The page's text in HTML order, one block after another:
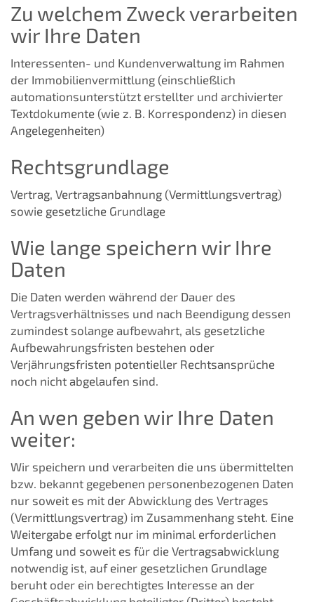
Zu welchem Zweck verarbeiten
wir Ihre Daten
Interessenten- und Kundenverwaltung im Rahmen
der Immobilienvermittlung (einschließlich
automationsunterstützt erstellter und archivierter
Textdokumente (wie z. B. Korrespondenz) in diesen
Angelegenheiten)
Rechtsgrundlage
Vertrag, Vertragsanbahnung (Vermittlungsvertrag)
sowie gesetzliche Grundlage
Wie lange speichern wir Ihre
Daten
Die Daten werden während der Dauer des
Vertragsverhältnisses und nach Beendigung dessen
zumindest solange aufbewahrt, als gesetzliche
Aufbewahrungsfristen bestehen oder
Verjährungsfristen potentieller Rechtsansprüche
noch nicht abgelaufen sind.
An wen geben wir Ihre Daten
weiter:
Wir speichern und verarbeiten die uns übermittelten
bzw. bekannt gegebenen personenbezogenen Daten
nur soweit es mit der Abwicklung des Vertrages
(Vermittlungsvertrag) im Zusammenhang steht. Eine
Weitergabe erfolgt nur im minimal erforderlichen
Umfang und soweit es für die Vertragsabwicklung
notwendig ist, auf einer gesetzlichen Grundlage
beruht oder ein berechtigtes Interesse an der